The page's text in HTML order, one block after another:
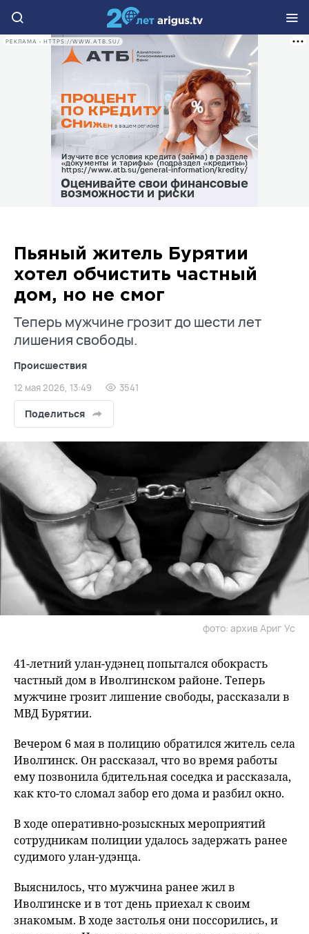
РЕКЛАМА • HTTPS://WWW.ATB.SU/
Пьяный житель Бурятии
хотел обчистить частный
дом, но не смог
Теперь мужчине грозит до шести лет
лишения свободы.
Происшествия
12 мая 2026, 13:49 3541
Поделиться
фото: архив Ариг Ус
41-летний улан-удэнец попытался обокрасть
частный дом в Иволгинском районе. Теперь
мужчине грозит лишение свободы, рассказали в
МВД Бурятии.
Вечером 6 мая в полицию обратился житель села
Иволгинск. Он рассказал, что во время работы
ему позвонила бдительная соседка и рассказала,
как кто-то сломал забор его дома и разбил окно.
В ходе оперативно-розыскных мероприятий
сотрудникам полиции удалось задержать ранее
судимого улан-удэнца.
Выяснилось, что мужчина ранее жил в
Иволгинске и в тот день приехал к своим
знакомым. В ходе застолья они поссорились, и